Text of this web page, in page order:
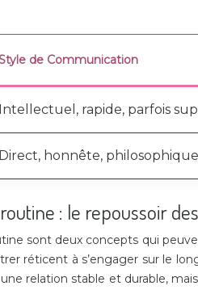
de Communication
Intellectuel, rapide, parfois
Direct, honnête, philosophique
: le repoussoir
sont deux concepts qui
réticent à s’engager sur le
relation stable et durable,